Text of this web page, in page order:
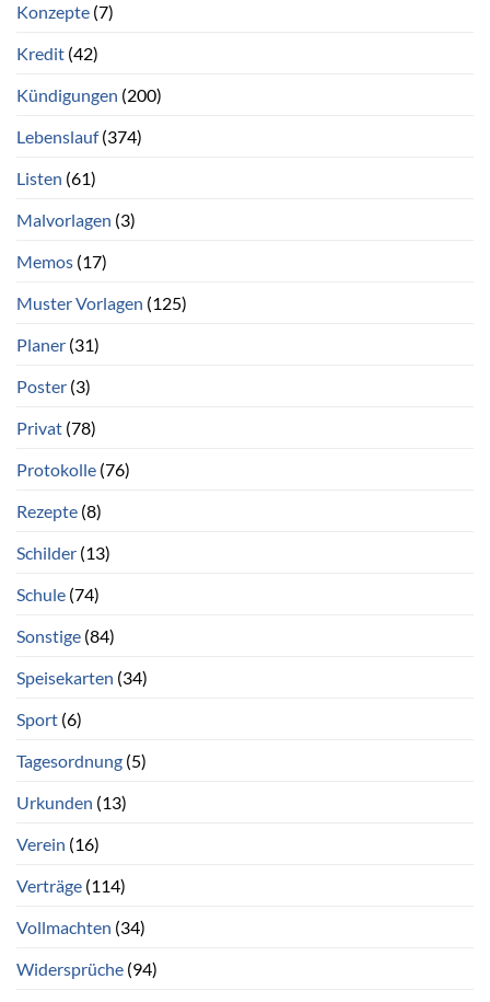
Konzepte (7)
Kredit (42)
Kündigungen (200)
Lebenslauf(374)
Listen (61)
Malvorlagen (3)
Memos (17)
Muster Vorlagen (125)
Planer (31)
Poster (3)
Privat (78)
Protokolle (76)
Rezepte (8)
Schilder (13)
Schule (74)
Sonstige (84)
Speisekarten (34)
Sport (6)
Tagesordnung (5)
Urkunden (13)
Verein (16)
Verträge (114)
Vollmachten (34)
Widersprüche (94)